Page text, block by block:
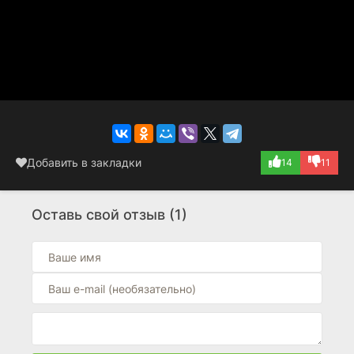
Добавить в закладки 14 11
Оставь свой отзыв (1)